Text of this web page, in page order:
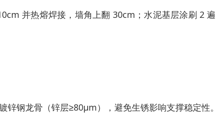
并热熔焊接，墙角上翻 30cm；水泥基层涂刷 2
锌钢龙骨（锌层≥80μm），避免生锈影响支撑稳定性